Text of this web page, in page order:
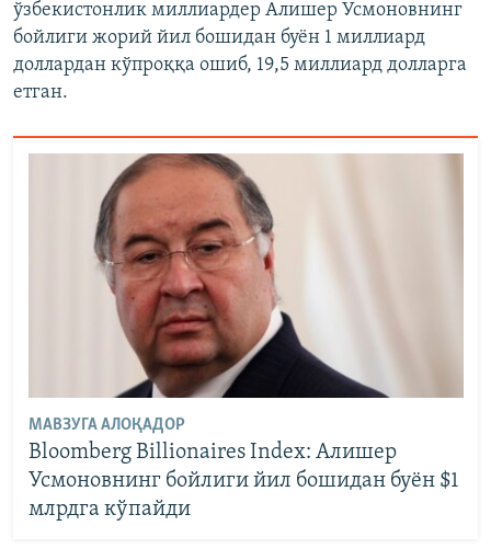
ўзбекистонлик миллиардер Алишер Усмоновнинг
бойлиги жорий йил бошидан буён 1 миллиард
доллардан кўпроққа ошиб, 19,5 миллиард долларга
етган.
МАВЗУГА АЛОҚАДОР
Bloomberg Billionaires Index: Алишер
Усмоновнинг бойлиги йил бошидан буён $1
млрдга кўпайди